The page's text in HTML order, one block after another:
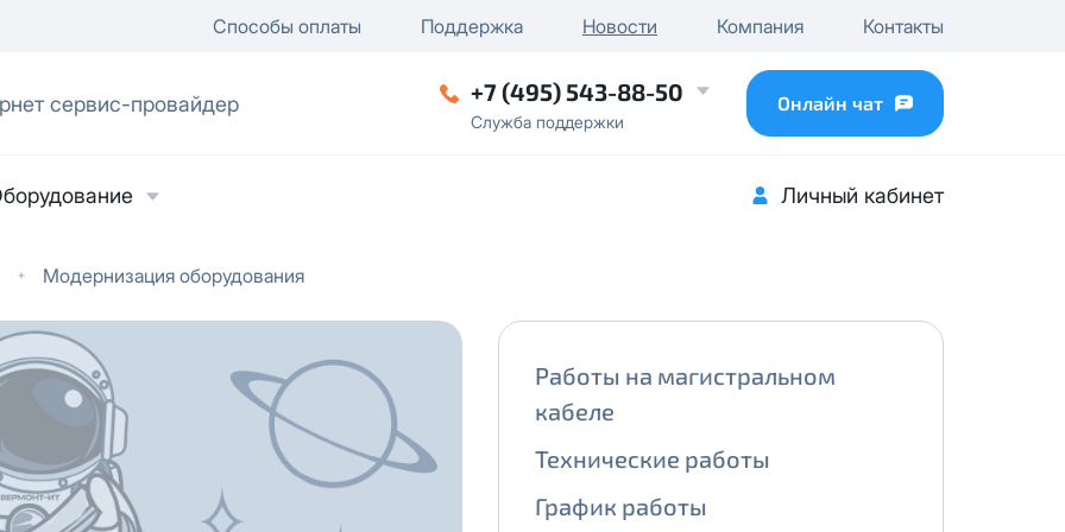
Способы оплаты Поддержка Новости Компания Контакты
сервис-провайдер +7 (495) 543-88-50
Служба поддержки
Онлайн чат
Личный кабинет
Модернизация оборудования
Работы на магистральном
кабеле
Технические работы
График работы
на обработку персональных данныхв
сПолитикой в отношении обработки
данных
лицо
/ отключение публичного IP
...